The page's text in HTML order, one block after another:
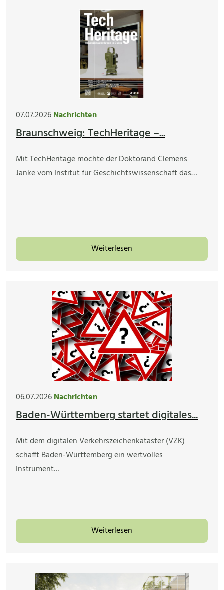
07.07.2026Nachrichten
Braunschweig: TechHeritage –...
Mit TechHeritage möchte der Doktorand Clemens
Janke vom Institut für Geschichtswissenschaft das…
Weiterlesen
06.07.2026Nachrichten
Baden-Württemberg startet digitales...
Mit dem digitalen Verkehrszeichenkataster (VZK)
schafft Baden-Württemberg ein wertvolles
Instrument…
Weiterlesen